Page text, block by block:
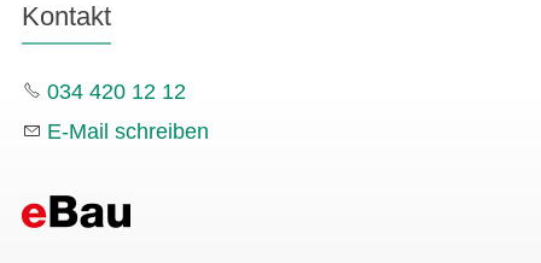
Kontakt
034 420 12 12
E-Mail schreiben